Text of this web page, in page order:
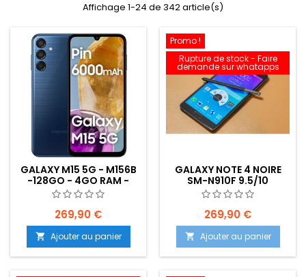
Affichage 1-24 de 342 article(s)
GALAXY M15 5G - M156B
-128GO - 4GO RAM -
NEUF
269,90 €
 Ajouter au panier
Promo !
Rupture de stock - Faire
demande sur whatapps
GALAXY NOTE 4 NOIRE
SM-N910F 9.5/10
269,90 €
 Ajouter au panier